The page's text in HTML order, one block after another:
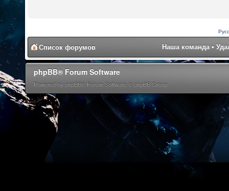
Список форумов Наша команда•
phpBB® Forum Software
Powered by phpBB® Forum Software © phpBB Group